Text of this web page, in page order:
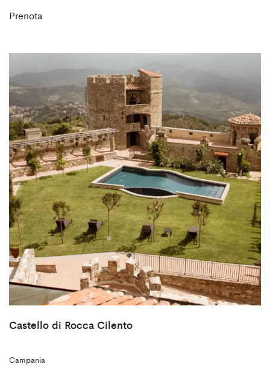
Prenota
Castello di Rocca Cilento
Campania